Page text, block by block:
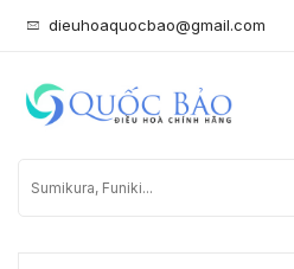
dieuhoaquocbao@gmail.com